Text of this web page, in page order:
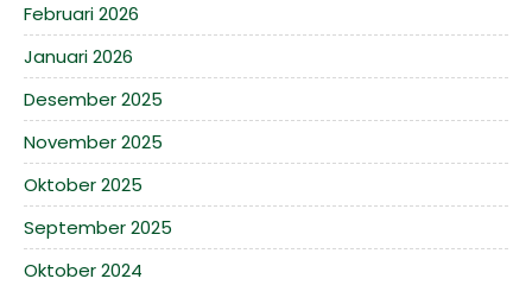
Februari 2026
Januari 2026
Desember 2025
November 2025
Oktober 2025
September 2025
Oktober 2024